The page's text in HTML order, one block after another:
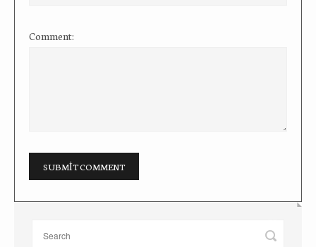
Comment: